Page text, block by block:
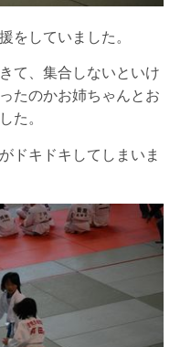
をしていました。
て、集合しないといけ
たのかお姉ちゃんとお
た。
ドキドキしてしまいま